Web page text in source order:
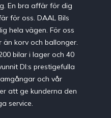
En bra affär för dig
för oss. DAAL Bils
hela vägen. För oss
korv och ballonger.
bilar i lager och 40
DI:s prestigefulla
och vår
att ge kunderna den
service.